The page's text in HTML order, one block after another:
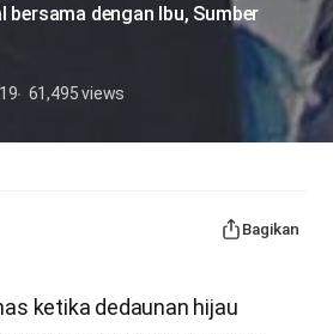
bersama dengan Ibu, Sumber
61,495views
Bagikan
ketika dedaunan hijau